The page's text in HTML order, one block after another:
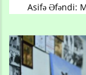
Asifə Əfəndi: